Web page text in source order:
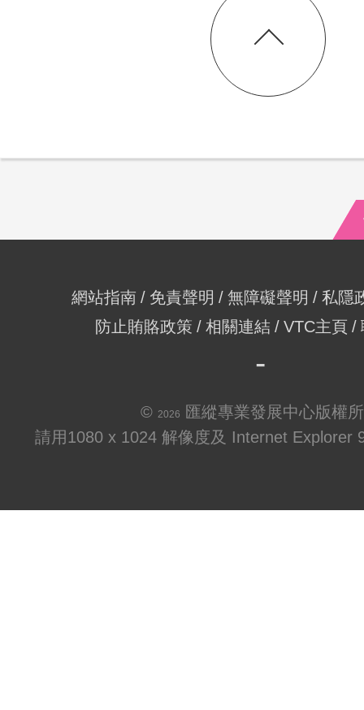
網站指南 免責聲明 無障礙聲明
私隱
防止賄賂政策
相關連結 VTC主頁
© 2026
匯縱專業發展中心版權
請用1080 x 1024 解像度及 Internet Explorer